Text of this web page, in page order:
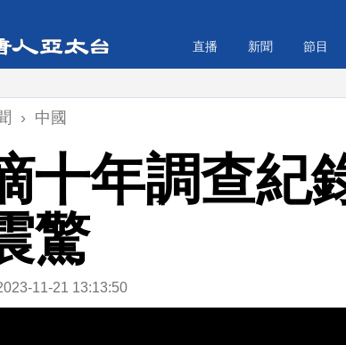
直播 新聞 節目
› 中國
十年調查紀
驚
11-21 13:13:50